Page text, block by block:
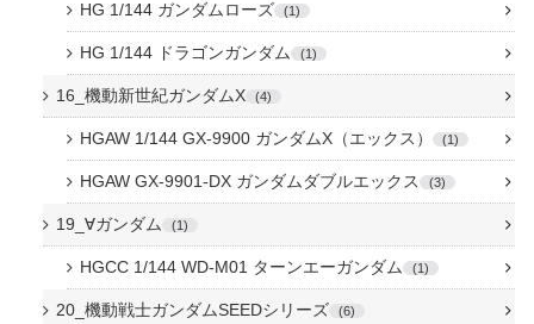
HG 1/144 ガンダムローズ 1
HG 1/144 ドラゴンガンダム 1
16_機動新世紀ガンダムX 4
HGAW 1/144 GX-9900 ガンダムX（エックス） 1
HGAW GX-9901-DX ガンダムダブルエックス 3
19_∀ガンダム 1
HGCC 1/144 WD-M01 ターンエーガンダム 1
20_機動戦士ガンダムSEEDシリーズ 6